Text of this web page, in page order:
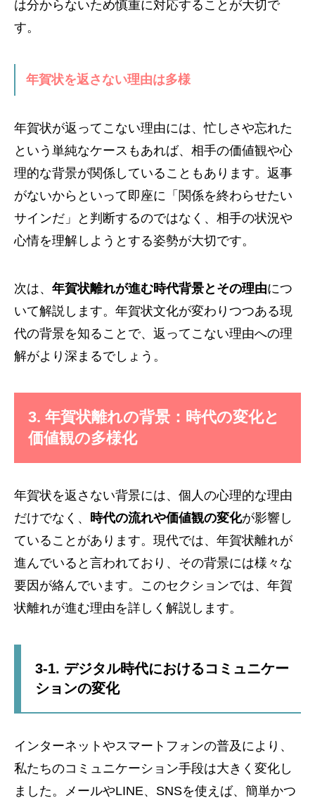
は分からないため慎重に対応することが大切で
す。
年賀状を返さない理由は多様
年賀状が返ってこない理由には、忙しさや忘れた
という単純なケースもあれば、相手の価値観や心
理的な背景が関係していることもあります。返事
がないからといって即座に「関係を終わらせたい
サインだ」と判断するのではなく、相手の状況や
心情を理解しようとする姿勢が大切です。
次は、 年賀状離れが進む時代背景とその理由につ
いて解説します。年賀状文化が変わりつつある現
代の背景を知ることで、返ってこない理由への理
解がより深まるでしょう。
3. 年賀状離れの背景：時代の変化と
価値観の多様化
年賀状を返さない背景には、個人の心理的な理由
だけでなく、
時代の流れや価値観の変化が影響し
ていることがあります。現代では、年賀状離れが
進んでいると言われており、その背景には様々な
要因が絡んでいます。このセクションでは、年賀
状離れが進む理由を詳しく解説します。
3-1. デジタル時代におけるコミュニケー
ションの変化
インターネットやスマートフォンの普及により、
私たちのコミュニケーション手段は大きく変化し
ました。メールやLINE、SNSを使えば、簡単かつ